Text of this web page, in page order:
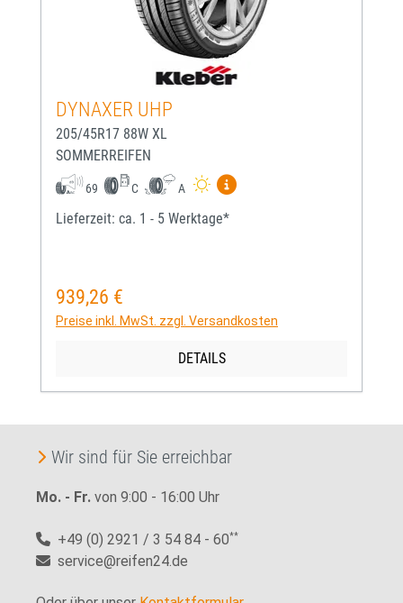
DYNAXER UHP
205/45R17 88W XL
SOMMERREIFEN
69 C A
Mehr Informationen zum
Lieferzeit: ca. 1 - 5 Werktage*
Regulärer Preis:
939,26 €
Preise inkl. MwSt. zzgl. Versandkosten
DETAILS
Wir sind für Sie erreichbar
Mo. - Fr. von 9:00 - 16:00 Uhr
+49 (0) 2921 / 3 54 84 - 60**
service@reifen24.de